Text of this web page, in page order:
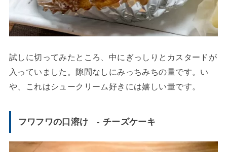
試しに切ってみたところ、中にぎっしりとカスタードが
入っていました。隙間なしにみっちみちの量です。い
や、これはシュークリーム好きには嬉しい量です。
フワフワの口溶け - チーズケーキ